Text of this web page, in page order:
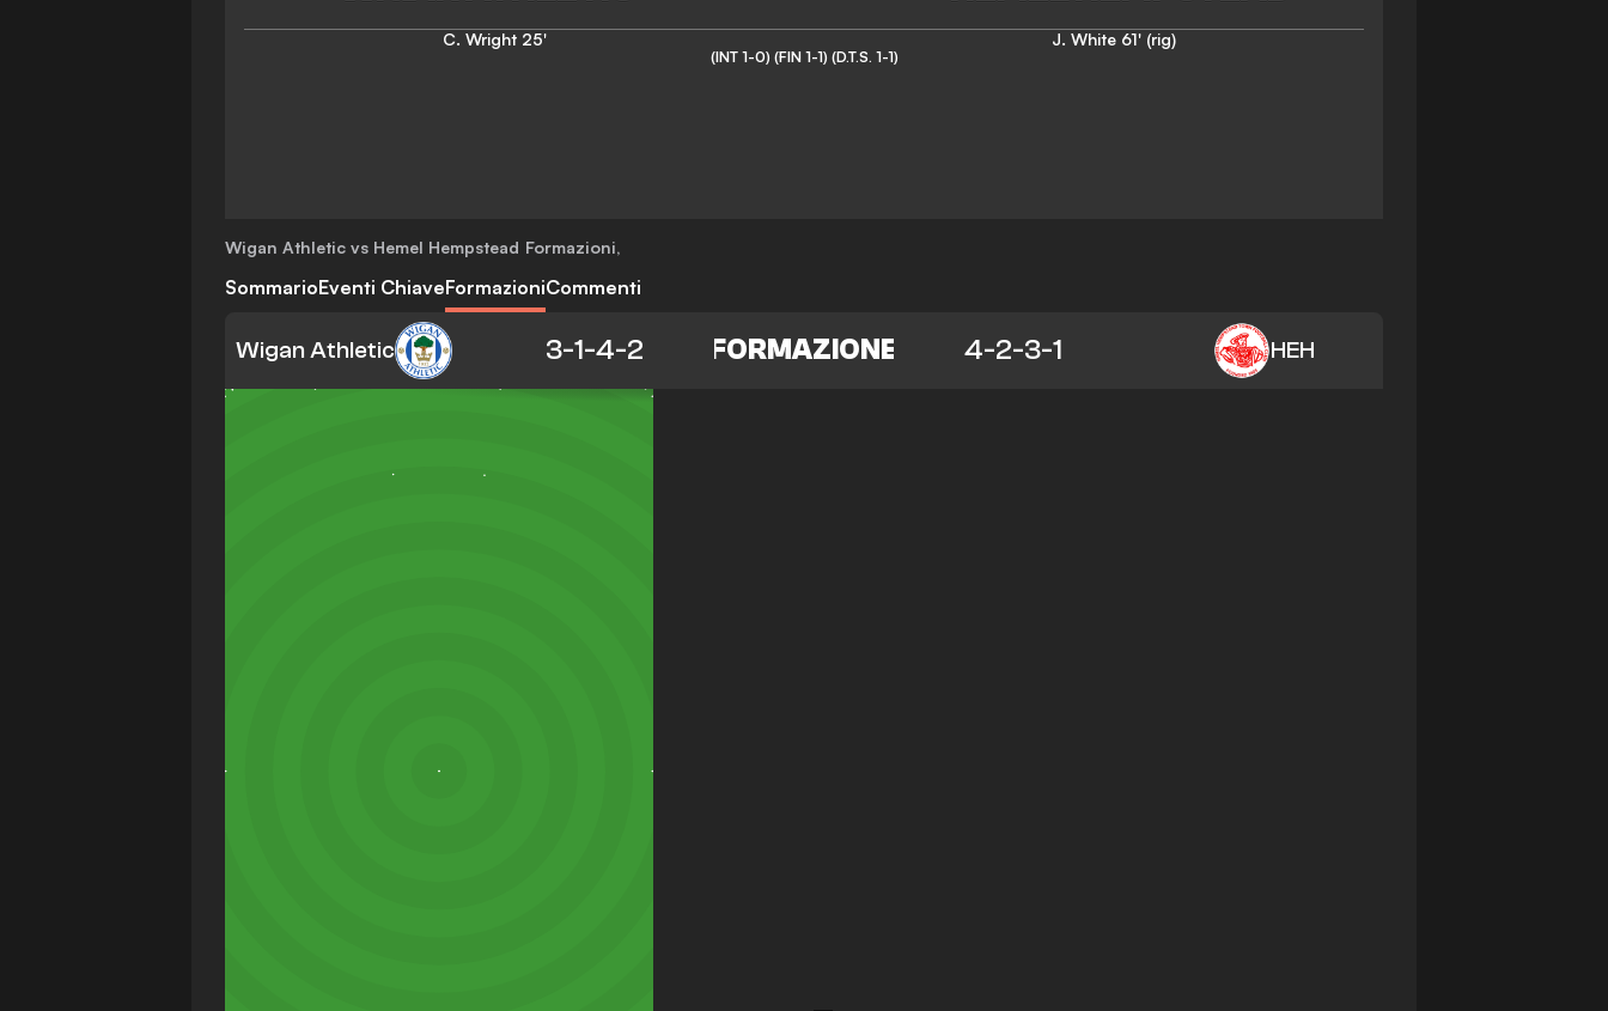
C. Wright 25' J. White 61' (rig)
(INT 1-0) (FIN 1-1) (D.T.S. 1-1)
Wigan Athletic vs Hemel Hempstead Formazioni,
SommarioEventi ChiaveFormazioniCommenti
Wigan Athletic 3-1-4-2 FORMAZIONE 4-2-3-1 HEH